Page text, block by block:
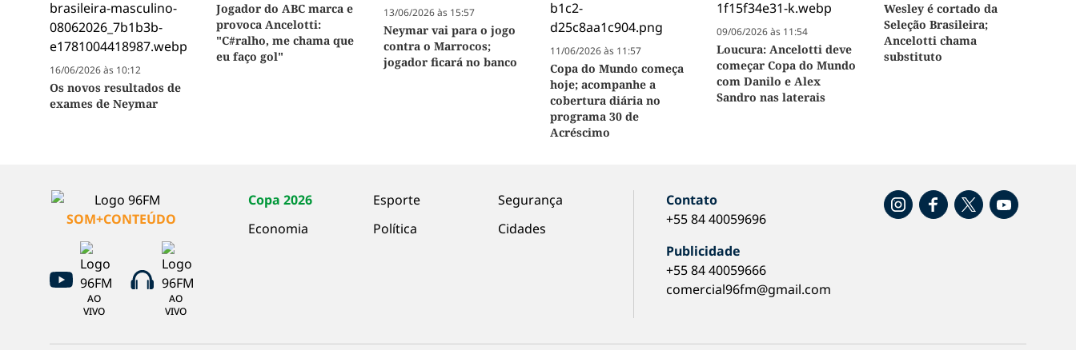
16/06/2026 às 10:12
Os novos resultados de
exames de Neymar
Jogador do ABC marca e
provoca Ancelotti:
"C#ralho, me chama que
eu faço gol"
13/06/2026 às 15:57
Neymar vai para o jogo
contra o Marrocos;
jogador ficará no banco
11/06/2026 às 11:57
Copa do Mundo começa
hoje; acompanhe a
cobertura diária no
programa 30 de
Acréscimo
09/06/2026 às 11:54
Loucura: Ancelotti deve
começar Copa do Mundo
com Danilo e Alex
Sandro nas laterais
Wesley é cortado da
Seleção Brasileira;
Ancelotti chama
substituto
SOM+CONTEÚDO
AO
VIVO
AO
VIVO
Copa 2026
Economia
Esporte
Política
Segurança
Cidades
Contato
+55 84 40059696
Publicidade
+55 84 40059666
comercial96fm@gmail.com